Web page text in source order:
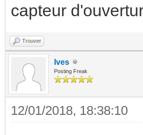
capteur
Trouver
Ives
Posting Freak
12/01/2018, 18:38:10